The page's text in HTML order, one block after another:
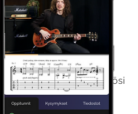
koko sisältömme käyttöösi
ajaksi.